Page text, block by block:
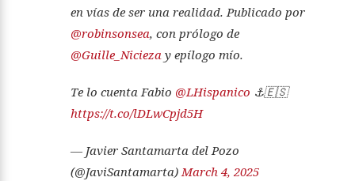
en vías de ser una realidad. Publicado por
@robinsonsea, con prólogo de
@Guille_Nicieza y epílogo mío.
Te lo cuenta Fabio @LHispanico ⚓️🇪🇸
https://t.co/lDLwCpjd5H
— Javier Santamarta del Pozo
(@JaviSantamarta)March 4, 2025